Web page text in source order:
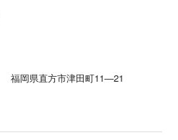
福岡県直方市津田町11―21